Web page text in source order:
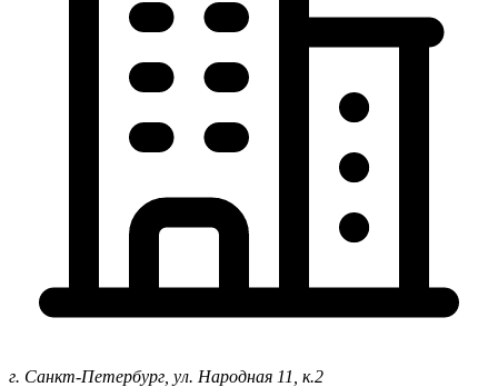
г. Санкт-Петербург, ул. Народная 11, к.2